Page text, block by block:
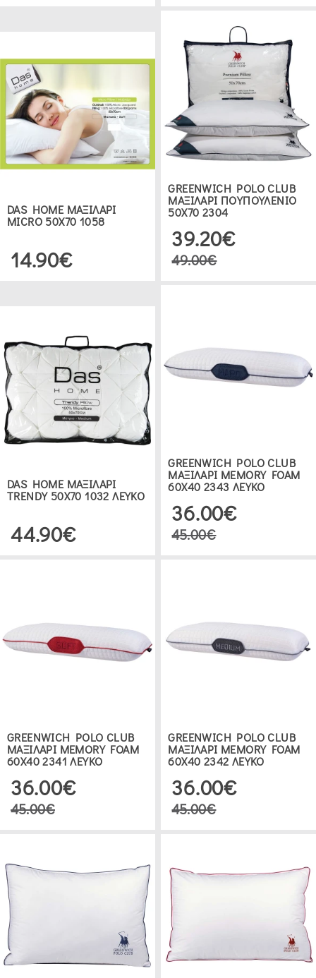
DAS HOME ΜΑΞΙΛΑΡΙ
MICRO 50Χ70 1058
14.90€
GREENWICH POLO CLUB
ΜΑΞΙΛΑΡΙ ΠΟΥΠΟΥΛΕΝΙΟ
50Χ70 2304
39.20€
49.00€
DAS HOME ΜΑΞΙΛΑΡΙ
TRENDY 50Χ70 1032 ΛΕΥΚΟ
44.90€
GREENWICH POLO CLUB
ΜΑΞΙΛΑΡΙ MEMORY FOAM
60Χ40 2343 ΛΕΥΚΟ
36.00€
45.00€
GREENWICH POLO CLUB
ΜΑΞΙΛΑΡΙ MEMORY FOAM
60Χ40 2341 ΛΕΥΚΟ
36.00€
45.00€
GREENWICH POLO CLUB
ΜΑΞΙΛΑΡΙ MEMORY FOAM
60Χ40 2342 ΛΕΥΚΟ
36.00€
45.00€